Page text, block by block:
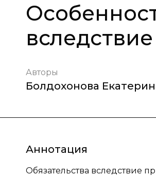
Авторы
Болдохонова
Аннотация
Обязательства вследствие